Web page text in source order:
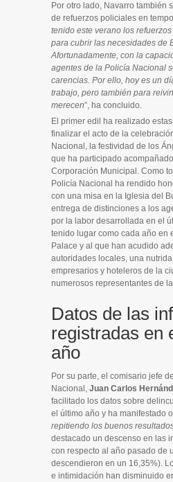
Por otro lado, Navarro también
de refuerzos policiales en
tenido este verano los
para cubrir las necesidades de
Afortunadamente, con la
agentes de la Policía Nacional
carencias. Por ello, hoy es un
trabajo, pero también para
merecen”, ha concluido.
El primer edil ha realizado
finalizar el acto de la
Nacional, la festividad de los
que ha participado
Corporación Municipal. Como
Policía Nacional ha rendido
con una misa en la Iglesia del
entrega de distinciones a los
por la labor desarrollada en el
tenido lugar como cada año en
Palace y al que han acudido
autoridades locales, una
empresarios y hoteleros de la
numerosos representantes de
Datos de las
registradas en
año
Por su parte, el comisario jefe
Nacional, Juan Carlos
facilitado los datos sobre
el último año y ha manifestado
repitiendo los buenos
destacado un descenso en las
con respecto al año pasado de
descendieron en un 16,35%).
e intimidación han disminuido